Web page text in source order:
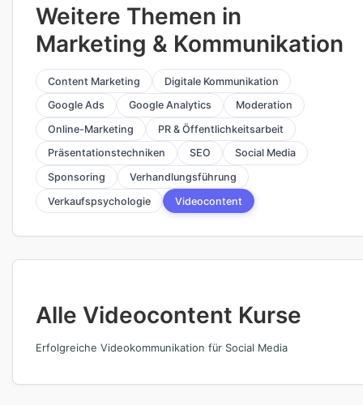
Weitere Themen in
Marketing & Kommunikation
Content Marketing
Digitale Kommunikation
Google Ads
Google Analytics
Moderation
Online-Marketing
PR & Öffentlichkeitsarbeit
Präsentationstechniken
SEO
Social Media
Sponsoring
Verhandlungsführung
Verkaufspsychologie
Videocontent
Alle Videocontent Kurse
Erfolgreiche Videokommunikation für Social Media